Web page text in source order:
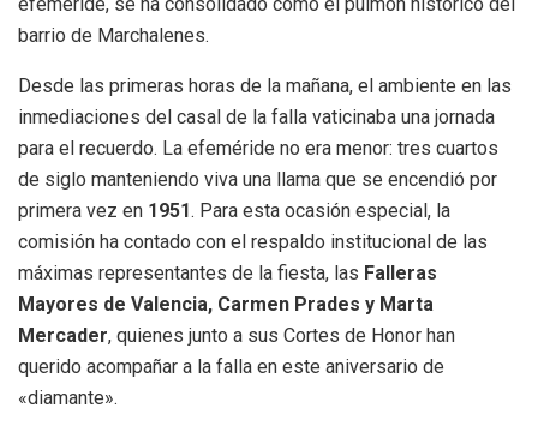
barrio de Marchalenes.
Desde las primeras horas de la mañana, el ambiente en las
inmediaciones del casal de la falla vaticinaba una jornada
para el recuerdo. La efeméride no era menor: tres cuartos
de siglo manteniendo viva una llama que se encendió por
primera vez en 1951. Para esta ocasión especial, la
comisión ha contado con el respaldo institucional de las
máximas representantes de la fiesta, las Falleras
Mayores de Valencia, Carmen Prades y Marta
Mercader, quienes junto a sus Cortes de Honor han
querido acompañar a la falla en este aniversario de
«diamante».